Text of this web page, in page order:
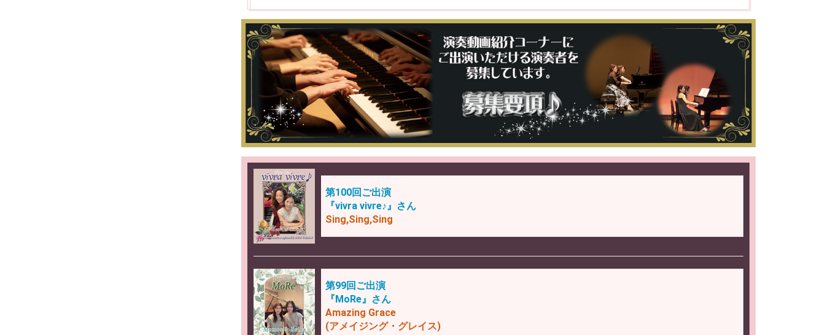
第100回ご出演
『vivra vivre♪』さん
Sing,Sing,Sing
第99回ご出演
『MoRe』さん
Amazing Grace
(アメイジング・グレイス)